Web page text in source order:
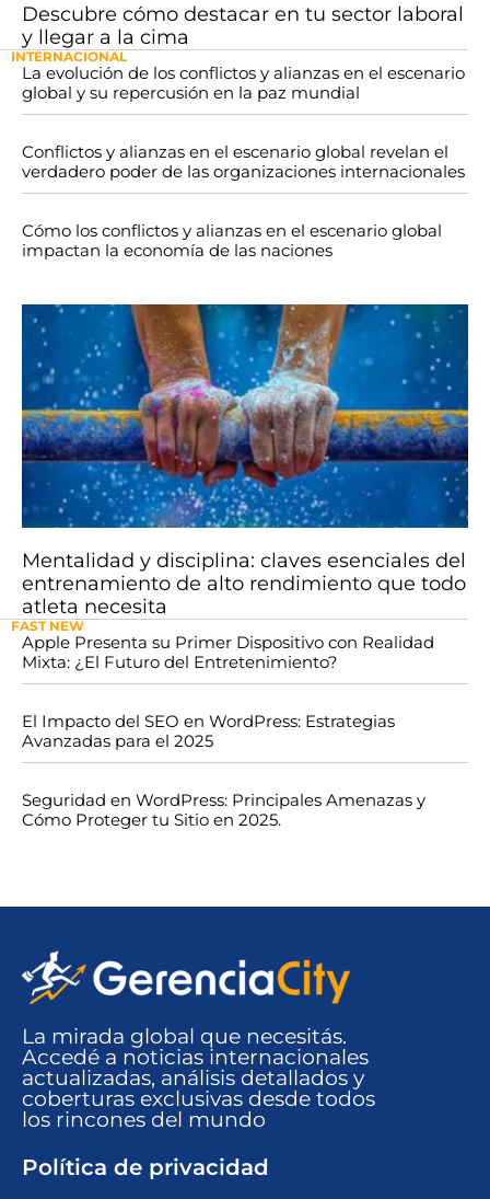
Descubre cómo destacar en tu sector laboral
y llegar a la cima
INTERNACIONAL
La evolución de los conflictos y alianzas en el escenario
global y su repercusión en la paz mundial
Conflictos y alianzas en el escenario global revelan el
verdadero poder de las organizaciones internacionales
Cómo los conflictos y alianzas en el escenario global
impactan la economía de las naciones
Mentalidad y disciplina: claves esenciales del
entrenamiento de alto rendimiento que todo
atleta necesita
FAST NEW
Apple Presenta su Primer Dispositivo con Realidad
Mixta: ¿El Futuro del Entretenimiento?
El Impacto del SEO en WordPress: Estrategias
Avanzadas para el 2025
Seguridad en WordPress: Principales Amenazas y
Cómo Proteger tu Sitio en 2025.
La mirada global que necesitás.
Accedé a noticias internacionales
actualizadas, análisis detallados y
coberturas exclusivas desde todos
los rincones del mundo​
Política de privacidad